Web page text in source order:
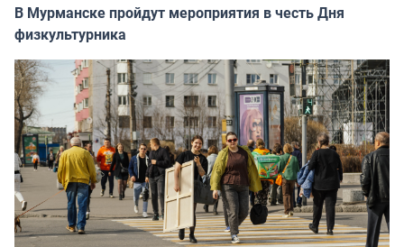
В Мурманске пройдут мероприятия в честь Дня
физкультурника